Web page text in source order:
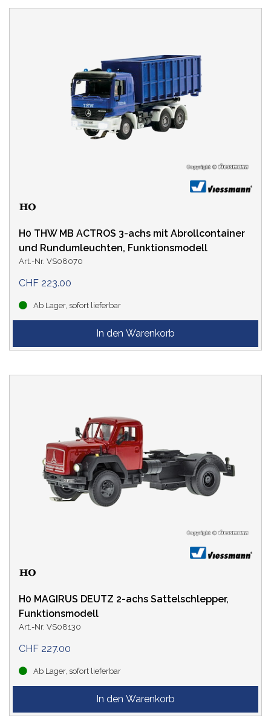
H0 THW MB ACTROS 3-achs mit Abrollcontainer
und Rundumleuchten, Funktionsmodell
Art.-Nr. VS08070
CHF 223.00
Ab Lager, sofort lieferbar
H0 MAGIRUS DEUTZ 2-achs Sattelschlepper,
Funktionsmodell
Art.-Nr. VS08130
CHF 227.00
Ab Lager, sofort lieferbar